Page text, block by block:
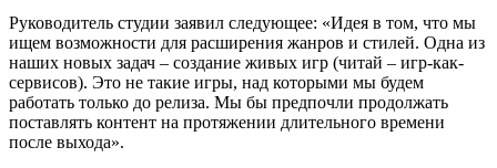
Руководитель студии заявил следующее: «Идея в том, что мы
ищем возможности для расширения жанров и стилей. Одна из
наших новых задач – создание живых игр (читай – игр-как-
сервисов). Это не такие игры, над которыми мы будем
работать только до релиза. Мы бы предпочли продолжать
поставлять контент на протяжении длительного времени
после выхода».